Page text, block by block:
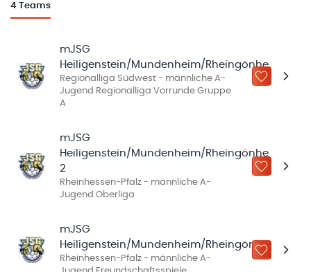
4 Teams
mJSG
Heiligenstein/Mundenheim/Rheingönheim
Regionalliga Südwest - männliche A-
Jugend Regionalliga Vorrunde Gruppe
A
ZU „MEINE
mJSG
Heiligenstein/Mundenheim/Rheingönheim
2
Rheinhessen-Pfalz - männliche A-
Jugend Oberliga
ZU „MEINE
mJSG
Heiligenstein/Mundenheim/Rheingönheim
Rheinhessen-Pfalz - männliche A-
ZU „MEINE